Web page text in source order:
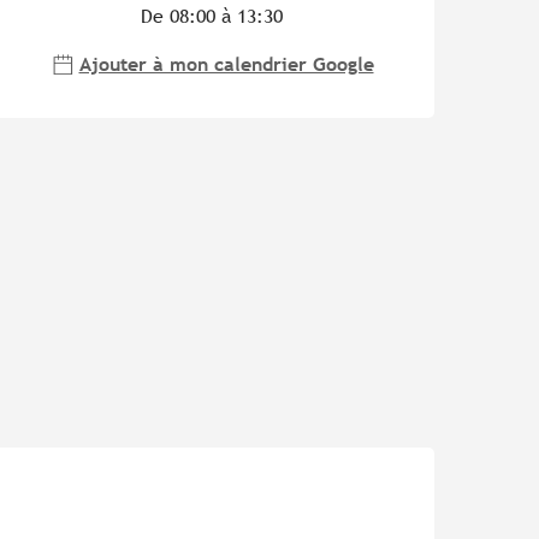
De 08:00 à 13:30
Ajouter à mon calendrier Google